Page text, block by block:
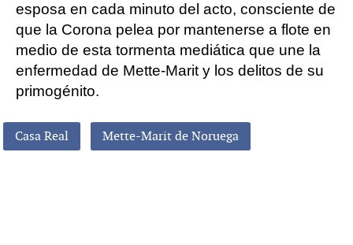
esposa en cada minuto del acto, consciente de
que la Corona pelea por mantenerse a flote en
medio de esta tormenta mediática que une la
enfermedad de Mette-Marit y los delitos de su
primogénito.
Casa Real Mette-Marit de Noruega